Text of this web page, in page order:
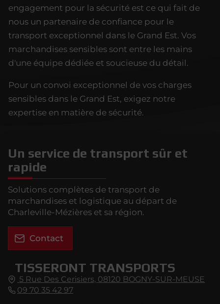
engagement pour la sécurité est ce qui fait de
nous un partenaire de confiance pour le
transport exceptionnel dans le Grand Est. Vos
marchandises sensibles sont entre les mains
d'une équipe dédiée et soucieuse du détail.
Pour un convoi exceptionnel de vos charges
sensibles dans le Grand Est, exigez notre
expertise en matière de sécurité.
TISSERONT TRANSPORTS
5 Rue Des Cerisiers, 08120 BOGNY-SUR-MEUSE
09 70 35 42 97
Un service de transport sûr et
rapide
Solutions complètes de transport de
marchandises et logistique au départ de
Charleville-Mézières et sa région.
Contact